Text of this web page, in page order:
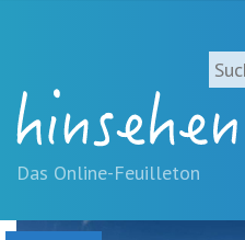
springen
(Accesskey
'1')Zur
springen
Das Online-Feuilleton